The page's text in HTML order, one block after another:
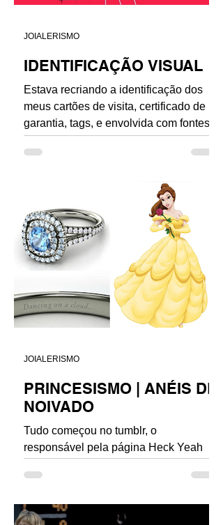
IDENTIFICAÇÃO VISUAL
Estava recriando a identificação dos
meus cartões de visita, certificado de
garantia, tags, e envolvida com fontes e
cores vi a...
JOIALERISMO
PRINCESISMO | ANÉIS DE
NOIVADO
Tudo começou no tumblr, o
responsável pela página Heck Yeah
anéis de noivado, cada um tem uma
JOIALERISMO